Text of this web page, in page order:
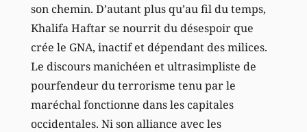
son chemin. D’autant plus qu’au fil du temps,
Khalifa Haftar se nourrit du désespoir que
crée le GNA, inactif et dépendant des milices.
Le discours manichéen et ultrasimpliste de
pourfendeur du terrorisme tenu par le
maréchal fonctionne dans les capitales
occidentales. Ni son alliance avec les